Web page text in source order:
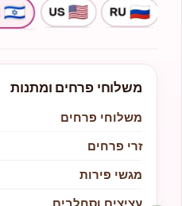
משלוחי פרחים ומתנות
משלוחי פרחים
זרי פרחים
מגשי פירות